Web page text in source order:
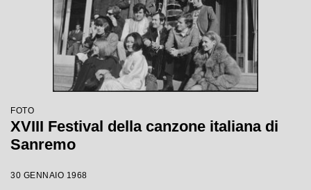
FOTO
XVIII Festival della canzone italiana di
Sanremo
30 GENNAIO 1968